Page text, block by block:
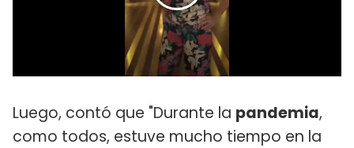
Luego, contó que "Durante la pandemia,
como todos, estuve mucho tiempo en la